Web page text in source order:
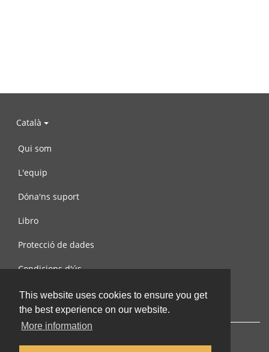
This website uses cookies to ensure you get
the best experience on our website.
More information
Català
Qui som
L'equip
Dóna'ns suport
Libro
Protecció de dades
Condicions d'ús
Contacta amb nosaltres